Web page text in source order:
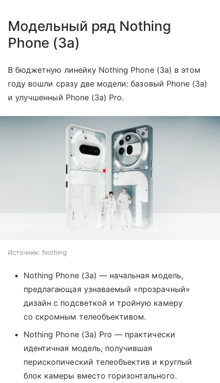
Модельный ряд Nothing
Phone (3a)
В бюджетную линейку Nothing Phone (3a) в этом
году вошли сразу две модели: базовый Phone (3a)
и улучшенный Phone (3a) Pro.
Источник: Nothing
Nothing Phone (3a) — начальная модель,
предлагающая узнаваемый «прозрачный»
дизайн с подсветкой и тройную камеру
со скромным телеобъективом.
Nothing Phone (3a) Pro — практически
идентичная модель, получившая
перископический телеобъектив и круглый
блок камеры вместо горизонтального.